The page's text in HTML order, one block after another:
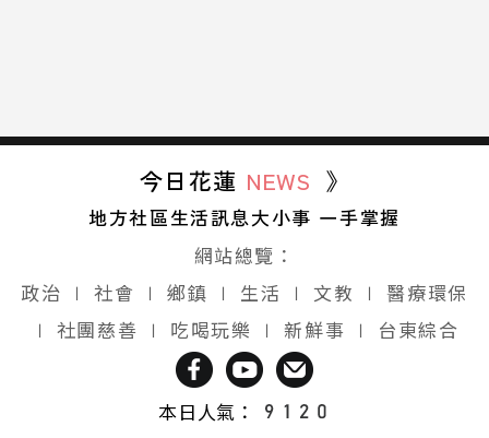
今日花蓮 NEWS 》
地方社區生活訊息大小事 一手掌握
網站總覽：
政治 ∣ 社會 ∣ 鄉鎮 ∣ 生活 ∣ 文教 ∣
醫療環保
∣ 社團慈善 ∣ 吃喝玩樂 ∣ 新鮮事 ∣ 台東綜合
本日人氣：